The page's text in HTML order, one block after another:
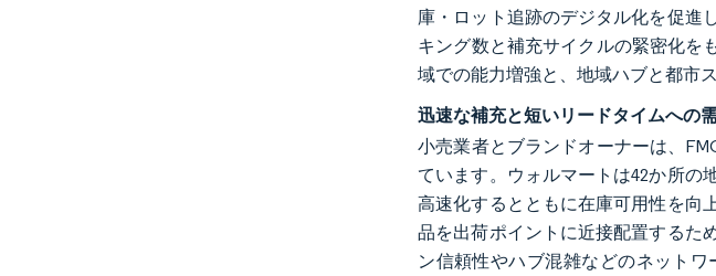
庫・ロット追跡のデジタル化を促進
キング数と補充サイクルの緊密化を
域での能力増強と、地域ハブと都市
迅速な補充と短いリードタイムへの
小売業者とブランドオーナーは、
ています。ウォルマートは42か所の
高速化するとともに在庫可用性を向
品を出荷ポイントに近接配置するた
ン信頼性やハブ混雑などのネット